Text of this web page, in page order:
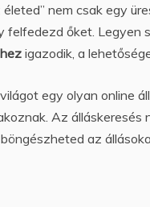
nem csak egy
felfedezd őket. Legyen
igazodik, a
egy olyan online
Az álláskeresés
az